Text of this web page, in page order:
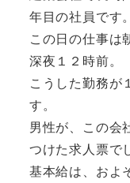
年目の社員です。
この日の仕事は
深夜１２時前。
こうした勤務が
す。
男性が、この会
つけた求人票で
基本給は、およ